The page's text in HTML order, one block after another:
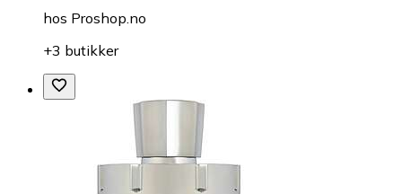
hos Proshop.no
+3 butikker